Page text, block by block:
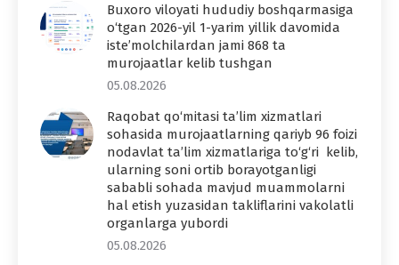
Buxoro viloyati hududiy boshqarmasiga
o‘tgan 2026-yil 1-yarim yillik davomida
iste’molchilardan jami 868 ta
murojaatlar kelib tushgan
05.08.2026
Raqobat qo‘mitasi ta’lim xizmatlari
sohasida murojaatlarning qariyb 96 foizi
nodavlat ta’lim xizmatlariga to‘g‘ri kelib,
ularning soni ortib borayotganligi
sababli sohada mavjud muammolarni
hal etish yuzasidan takliflarini vakolatli
organlarga yubordi
05.08.2026